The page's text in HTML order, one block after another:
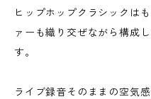
ヒップホップクラシックは
ァーも織り交ぜながら構成
す。
ライブ録音そのままの空気